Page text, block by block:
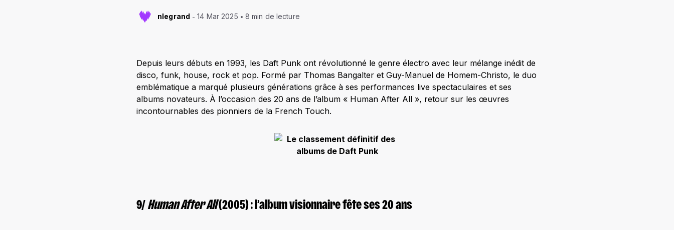
nlegrand 14 Mar 2025 8 min de lecture
Depuis leurs débuts en 1993, les Daft Punk ont révolutionné le genre électro avec leur mélange inédit de
disco, funk, house, rock et pop. Formé par Thomas Bangalter et Guy-Manuel de Homem-Christo, le duo
emblématique a marqué plusieurs générations grâce à ses performances live spectaculaires et ses
albums novateurs. À l’occasion des 20 ans de l’album « Human After All », retour sur les œuvres
incontournables des pionniers de la French Touch.
9/ Human After All(2005) : l’album visionnaire fête ses 20 ans